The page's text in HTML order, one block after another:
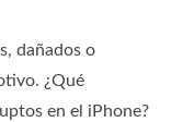
dañados o
¿Qué
en el iPhone?